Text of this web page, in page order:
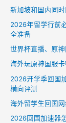
新加坡和国内同
2026年留学行前
全准备
世界杯直播、原
海外玩原神国服
2026开学季回国
横向评测
海外留学生回国
2026回国加速器